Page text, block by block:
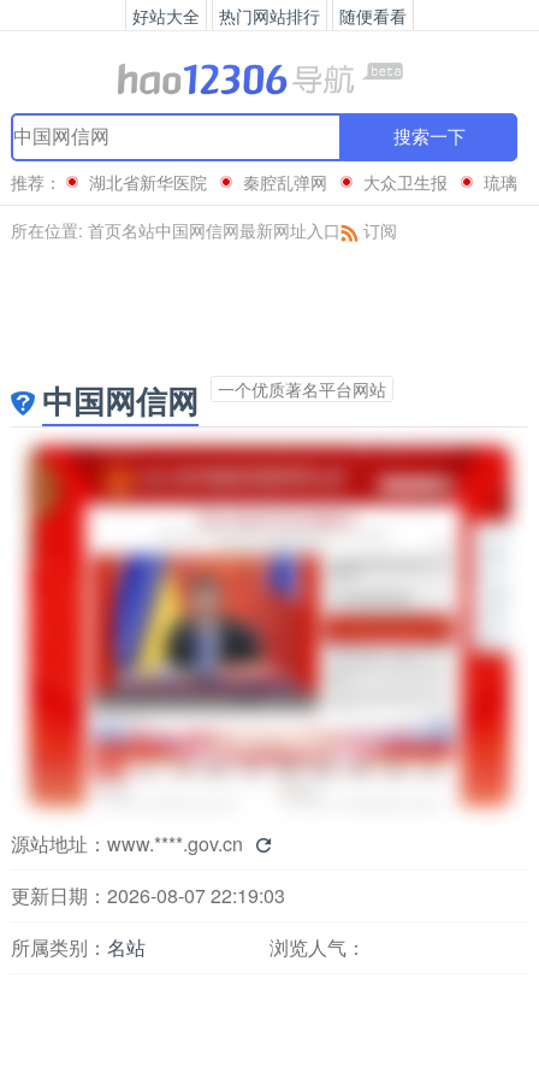
好站大全 热门网站排行 随便看看
搜索一下
推荐： 湖北省新华医院 秦腔乱弹网 大众卫生报
琉璃
所在位置: 首页名站中国网信网最新网址入口 订阅
中国网信网 一个优质著名平台网站
源站地址： www.****.gov.cn 
更新日期：2026-08-07 22:19:03
所属类别： 名站 浏览人气：